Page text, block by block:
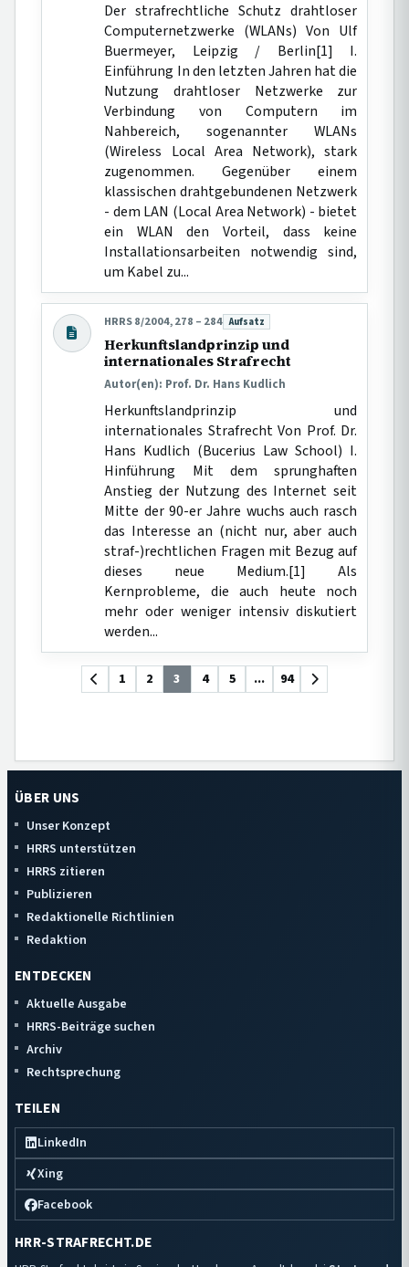
Der strafrechtliche Schutz drahtloser
Computernetzwerke (WLANs) Von Ulf
Buermeyer, Leipzig / Berlin[1] I.
Einführung In den letzten Jahren hat die
Nutzung drahtloser Netzwerke zur
Verbindung von Computern im
Nahbereich, sogenannter WLANs
(Wireless Local Area Network), stark
zugenommen. Gegenüber einem
klassischen drahtgebundenen Netzwerk
- dem LAN (Local Area Network) - bietet
ein WLAN den Vorteil, dass keine
Installationsarbeiten notwendig sind,
um Kabel zu...
HRRS 8/2004, 278 – 284 Beitragsart:
Aufsatz
Herkunftslandprinzip und
internationales Strafrecht
Autor(en): Prof. Dr. Hans Kudlich
Herkunftslandprinzip und
internationales Strafrecht Von Prof. Dr.
Hans Kudlich (Bucerius Law School) I.
Hinführung Mit dem sprunghaften
Anstieg der Nutzung des Internet seit
Mitte der 90-er Jahre wuchs auch rasch
das Interesse an (nicht nur, aber auch
straf-)rechtlichen Fragen mit Bezug auf
dieses neue Medium.[1] Als
Kernprobleme, die auch heute noch
mehr oder weniger intensiv diskutiert
werden...
1 2 3 4 5 ... 94
ÜBER UNS
Unser Konzept
HRRS unterstützen
HRRS zitieren
Publizieren
Redaktionelle Richtlinien
Redaktion
ENTDECKEN
Aktuelle Ausgabe
HRRS-Beiträge suchen
Archiv
Rechtsprechung
TEILEN
LinkedIn
Xing
Facebook
HRR-STRAFRECHT.DE